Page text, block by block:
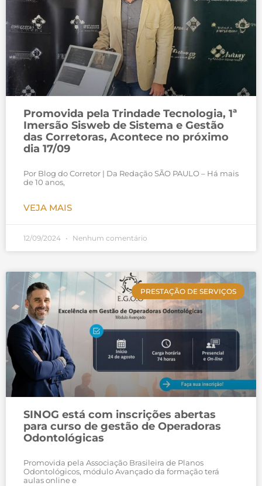
Promovida pela Trindade Tecnologia, 1ª
Imersão Sisweb de Sistema e Gestão
das Corretoras, Acontece no próximo
dia 17/09
Por Blog do Corretor | Da Redação SÃO PAULO – Há mais
de 10 anos,
VEJA MAIS
12/09/2024 Nenhum comentário
PRESTAÇÃO DE SERVIÇOS
SINOG está com inscrições abertas
para curso de gestão de Operadoras
Odontológicas
Promovida pela Associação Brasileira de Planos
Odontológicos, módulo Avançado da formação terá
aulas online e